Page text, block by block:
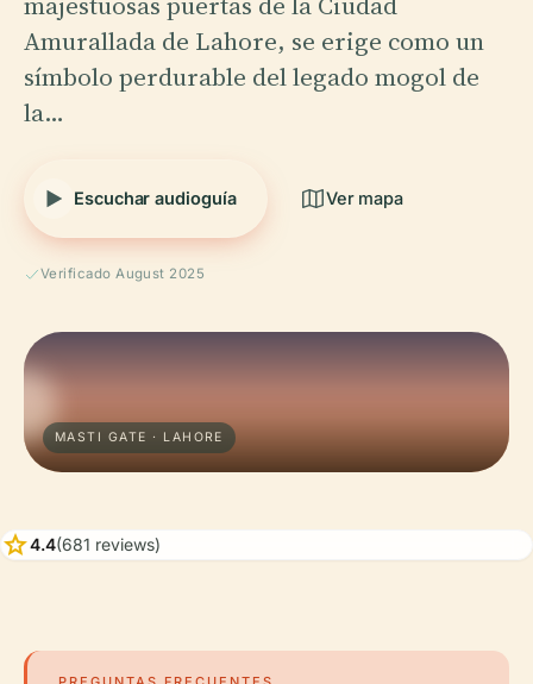
Amurallada de Lahore, se erige como un
símbolo perdurable del legado mogol de
la…
Escuchar audioguía Ver mapa
Verificado August 2025
MASTI GATE · LAHORE
star4.4(681 reviews)